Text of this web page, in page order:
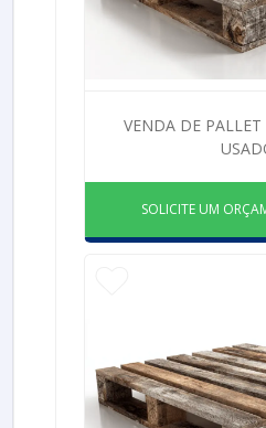
VENDA DE PALLET
SOLICITE UM